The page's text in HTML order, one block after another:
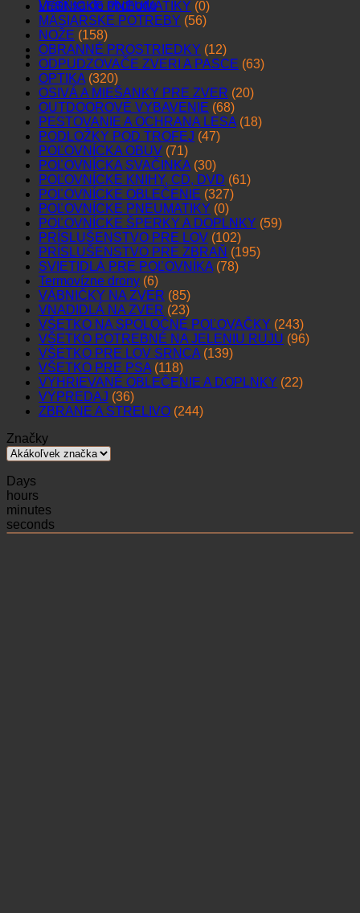
Vrátiť sa do obchodu
LESNÍCKE PNEUMATIKY (0)
MÄSIARSKE POTREBY (56)
NOŽE (158)
OBRANNÉ PROSTRIEDKY (12)
ODPUDZOVAČE ZVERI A PASCE (63)
OPTIKA (320)
OSIVÁ A MIEŠANKY PRE ZVER (20)
OUTDOOROVÉ VYBAVENIE (68)
PESTOVANIE A OCHRANA LESA (18)
PODLOŽKY POD TROFEJ (47)
POĽOVNÍCKA OBUV (71)
POĽOVNÍCKA SVAČINKA (30)
POĽOVNÍCKE KNIHY, CD, DVD (61)
POĽOVNÍCKE OBLEČENIE (327)
POĽOVNÍCKE PNEUMATIKY (0)
POĽOVNÍCKE ŠPERKY A DOPLNKY (59)
PRÍSLUŠENSTVO PRE LOV (102)
PRÍSLUŠENSTVO PRE ZBRAŇ (195)
SVIETIDLÁ PRE POĽOVNÍKA (78)
Termovízne drony (6)
VÁBNIČKY NA ZVER (85)
VNADIDLÁ NA ZVER (23)
VŠETKO NA SPOLOČNÉ POĽOVAČKY (243)
VŠETKO POTREBNÉ NA JELENIU RUJU (96)
VŠETKO PRE LOV SRNCA (139)
VŠETKO PRE PSA (118)
VYHRIEVANÉ OBLEČENIE A DOPLNKY (22)
VÝPREDAJ (36)
ZBRANE A STRELIVO (244)
Značky
Days
hours
minutes
seconds